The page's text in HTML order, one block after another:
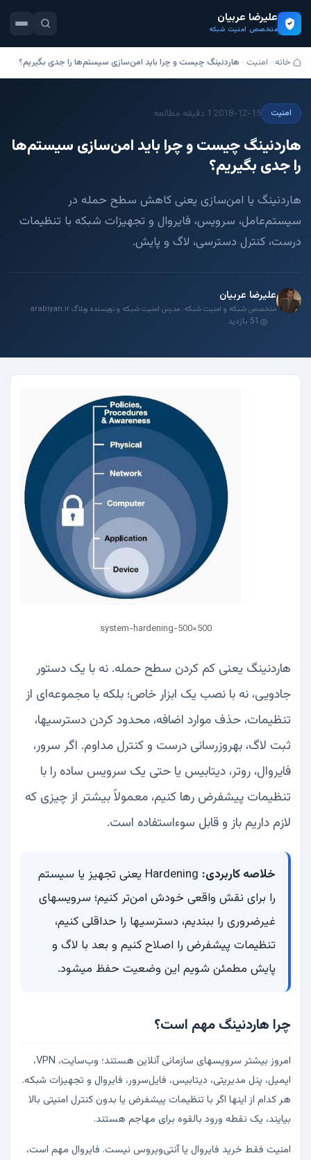
علیرضا عربیان
متخصص امنیت شبکه
خانه امنیت هاردنینگ چیست و چرا باید امن‌سازی سیستم‌ها را جدی بگیریم؟
امنیت 2018-12-15
·1 دقیقه مطالعه
هاردنینگ چیست و چرا باید امن‌سازی سیستم‌ها
را جدی بگیریم؟
هاردنینگ یا امن‌سازی یعنی کاهش سطح حمله در
سیستم‌عامل، سرویس، فایروال و تجهیزات شبکه با تنظیمات
درست، کنترل دسترسی، لاگ و پایش.
علیرضا عربیان
متخصص شبکه و امنیت شبکه، مدرس امنیت شبکه و نویسنده وبلاگ arabiyan.ir
51 بازدید
system-hardening-500×500
هاردنینگ یعنی کم کردن سطح حمله. نه با یک دستور
جادویی، نه با نصب یک ابزار خاص؛ بلکه با مجموعه‌ای از
تنظیمات، حذف موارد اضافه، محدود کردن دسترسیها،
ثبت لاگ، بهروزرسانی درست و کنترل مداوم. اگر سرور،
فایروال، روتر، دیتابیس یا حتی یک سرویس ساده را با
تنظیمات پیشفرض رها کنیم، معمولاً بیشتر از چیزی که
لازم داریم باز و قابل سوءاستفاده است.
خلاصه کاربردی:
Hardening یعنی تجهیز یا سیستم
را برای نقش واقعی خودش امن‌تر کنیم؛ سرویسهای
غیرضروری را ببندیم، دسترسیها را حداقلی کنیم،
تنظیمات پیشفرض را اصلاح کنیم و بعد با لاگ و
پایش مطمئن شویم این وضعیت حفظ میشود.
چرا هاردنینگ مهم است؟
امروز بیشتر سرویسهای سازمانی آنلاین هستند؛ وب‌سایت، VPN،
ایمیل، پنل مدیریتی، دیتابیس، فایل‌سرور، فایروال و تجهیزات شبکه.
هر کدام از اینها اگر با تنظیمات پیشفرض یا بدون کنترل امنیتی بالا
بیایند، یک نقطه ورود بالقوه برای مهاجم هستند.
امنیت فقط خرید فایروال یا آنتی‌ویروس نیست. فایروال مهم است،